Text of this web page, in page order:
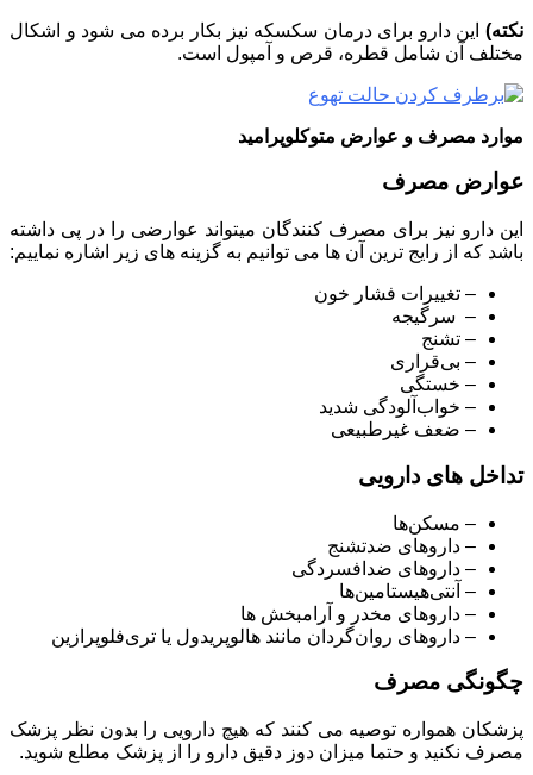
نکته) این دارو برای درمان سکسکه نیز بکار برده می شود و اشکال
مختلف آن شامل قطره، قرص و آمپول است.
موارد مصرف و عوارض متوکلوپرامید
عوارض مصرف
این دارو نیز برای مصرف کنندگان میتواند عوارضی را در پی داشته
باشد که از رایج ترین آن ها می توانیم به گزینه های زیر اشاره نماییم:
– تغییرات فشار خون
– سرگیجه
– تشنج
– بی‌قراری
– خستگی
– خواب‌آلودگی شدید
– ضعف غیرطبیعی
تداخل های دارویی
– مسکن‌ها
– داروهای ضدتشنج
– داروهای ضدافسردگی
– آنتی‌هیستامین‌ها
– داروهای مخدر و آرامبخش ها
– داروهای روان‌گردان مانند هالوپریدول یا تری‌فلوپرازین
چگونگی مصرف
پزشکان همواره توصیه می کنند که هیچ دارویی را بدون نظر پزشک
مصرف نکنید و حتما میزان دوز دقیق دارو را از پزشک مطلع شوید.